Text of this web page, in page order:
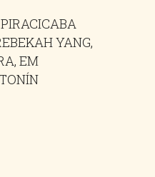
YANG,
EM